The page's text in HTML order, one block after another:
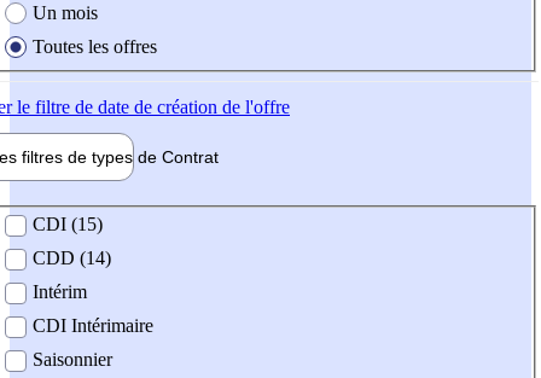
Un mois
Toutes les offres
le filtre de date de création de l'offre
filtres de types de Contrat
contrat
CDI (15)
CDD (14)
Intérim
CDI Intérimaire
Saisonnier